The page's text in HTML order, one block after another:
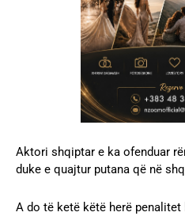
Aktori shqiptar e ka ofenduar
duke e quajtur putana që në
A do të ketë këtë herë penalitet